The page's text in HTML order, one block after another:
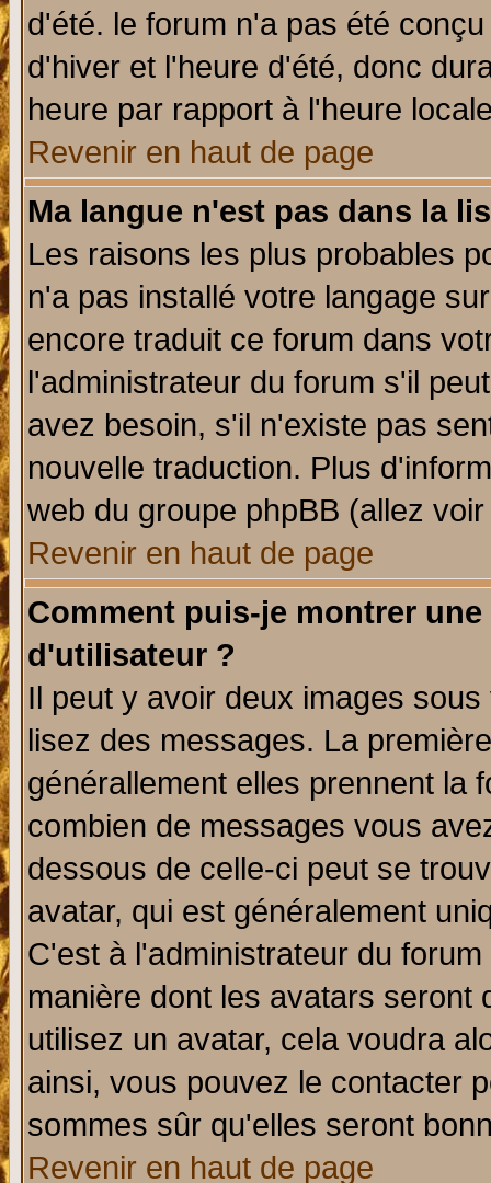
d'été. le forum n'a pas été
d'hiver et l'heure d'été, donc
heure par rapport à l'heure
Revenir en haut de page
Ma langue n'est pas dans la
Les raisons les plus probables
n'a pas installé votre langage
encore traduit ce forum dans
l'administrateur du forum s'il
avez besoin, s'il n'existe pas
nouvelle traduction. Plus
web du groupe phpBB (allez
Revenir en haut de page
Comment puis-je montrer
d'utilisateur ?
Il peut y avoir deux images
lisez des messages. La
générallement elles prennent la
combien de messages vous
dessous de celle-ci peut se
avatar, qui est généralement
C'est à l'administrateur du
manière dont les avatars seront
utilisez un avatar, cela voudra
ainsi, vous pouvez le contacter
sommes sûr qu'elles seront
Revenir en haut de page